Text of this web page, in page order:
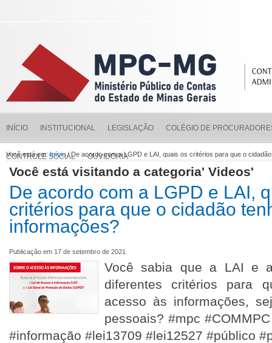
INÍCIO INSTITUCIONAL LEGISLAÇÃO COLÉGIO DE
CONTROLE SOCIAL OUVIDORIA
Você está em:Início/ De acordo com a LGPD e LAI, quais os critérios para que o
Você está visitando a categoria' Videos'
De acordo com a LGPD e LAI,
critérios para que o cidadão
informações?
Publicação em 17 de setembro de 2021
Você sabia que a LAI e
diferentes critérios para
acesso às informações,
pessoais? #mpc
#informação #lei13709 #lei12527 #público